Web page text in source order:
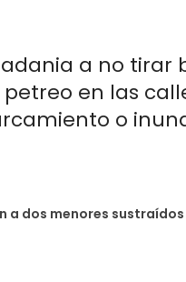
a no tirar
en las
o
a dos menores